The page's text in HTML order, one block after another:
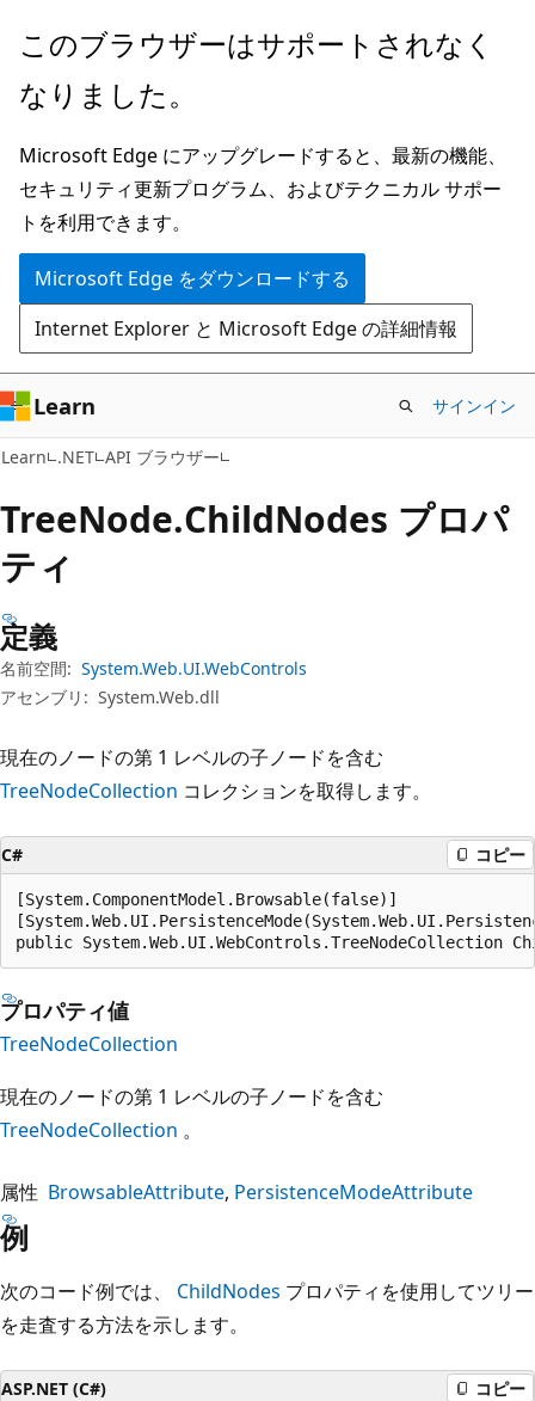
メ
ン
ン
テ
ン
ツ
に
ス
キ
ッ
プ
ペ
ジ
ナ
ビ
ゲ
ー
シ
ョ
ン
に
ス
キ
ッ
プ
このブラウザーはサポートされなく
なりました。
Microsoft Edge にアップグレードすると、最新の機能、
セキュリティ更新プログラム、およびテクニカル サポー
トを利用できます。
Microsoft Edge をダウンロードする
Internet Explorer と Microsoft Edge の詳細情報
Learn サインイン
Learn .NET API ブラウザー
TreeNode.ChildNodes プロパ
ティ
定義
名前空間: System.Web.UI.WebControls
アセンブリ: System.Web.dll
現在のノードの第 1 レベルの子ノードを含む
TreeNodeCollection コレクションを取得します。
C# コピー
[System.ComponentModel.Browsable(false)]
public System.Web.UI.WebControls.TreeNodeCollection
プロパティ値
TreeNodeCollection
現在のノードの第 1 レベルの子ノードを含む
TreeNodeCollection 。
属性 BrowsableAttribute PersistenceModeAttribute
例
次のコード例では、 ChildNodes プロパティを使用してツリー
を走査する方法を示します。
ASP.NET (C#) コピー